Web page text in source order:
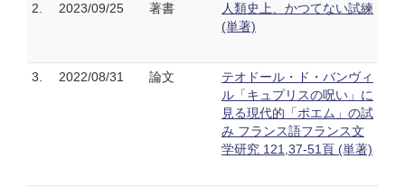
2. 2023/09/25 著書
人類史上、かつてない試練
(単著)
3. 2022/08/31 論文
テオドール・ド・バンヴィ
ル「キュプリスの呪い」に
見る現代的「ポエム」の試
み フランス語フランス文
学研究 121,37-51頁 (単著)